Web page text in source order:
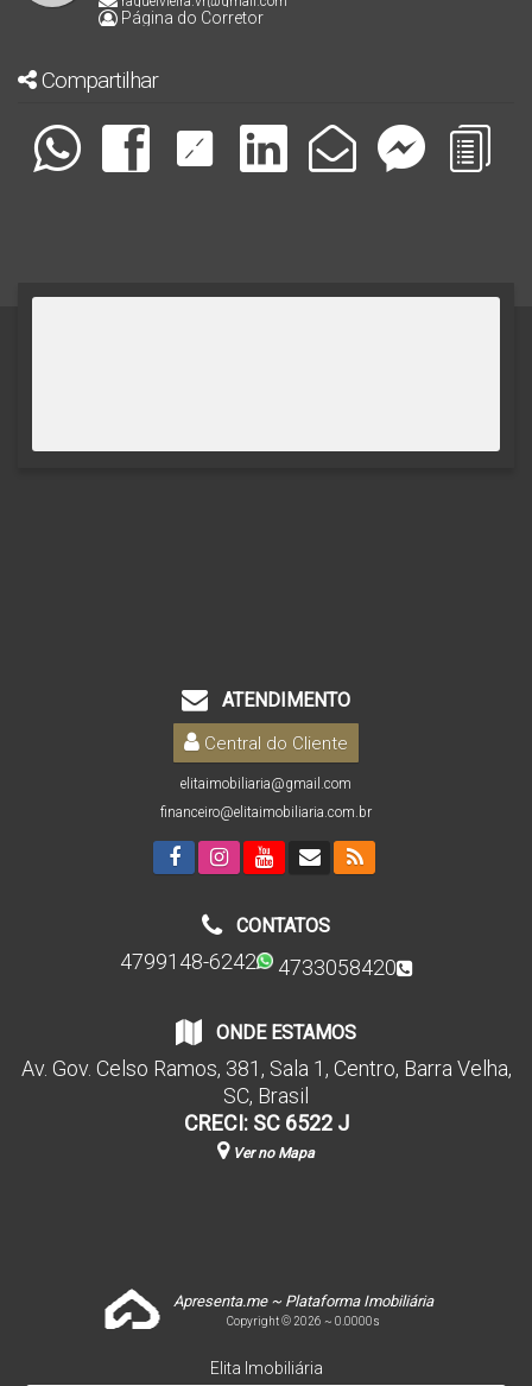
Página do Corretor
Compartilhar
ATENDIMENTO
Central do Cliente
elitaimobiliaria@gmail.com
financeiro@elitaimobiliaria.com.br
CONTATOS
4799148-6242 4733058420
ONDE ESTAMOS
Av. Gov. Celso Ramos, 381 , Sala 1 , Centro, Barra Velha,
SC, Brasil
CRECI: SC 6522 J
Ver no Mapa
Apresenta.me ~ Plataforma Imobiliária
Copyright © 2026 ~ 0.0000s
Elita Imobiliária